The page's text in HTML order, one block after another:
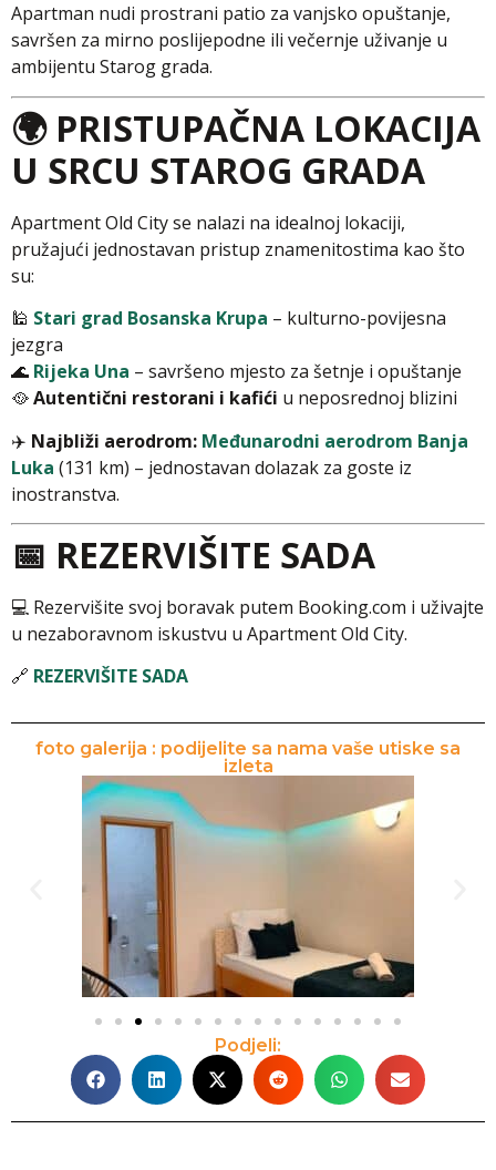
Apartman nudi prostrani patio za vanjsko opuštanje,
savršen za mirno poslijepodne ili večernje uživanje u
ambijentu Starog grada.
🌍 PRISTUPAČNA LOKACIJA
U SRCU STAROG GRADA
Apartment Old City se nalazi na idealnoj lokaciji,
pružajući jednostavan pristup znamenitostima kao što
su:
🕌 Stari grad Bosanska Krupa – kulturno-povijesna
jezgra
🌊 Rijeka Una – savršeno mjesto za šetnje i opuštanje
🥘Autentični restorani i kafići u neposrednoj blizini
✈️ Najbliži aerodrom: Međunarodni aerodrom Banja
Luka (131 km) – jednostavan dolazak za goste iz
inostranstva.
📅 REZERVIŠITE SADA
💻 Rezervišite svoj boravak putem Booking.com i uživajte
u nezaboravnom iskustvu u Apartment Old City.
🔗 REZERVIŠITE SADA
foto galerija : podijelite sa nama vaše utiske sa
izleta
Podjeli: